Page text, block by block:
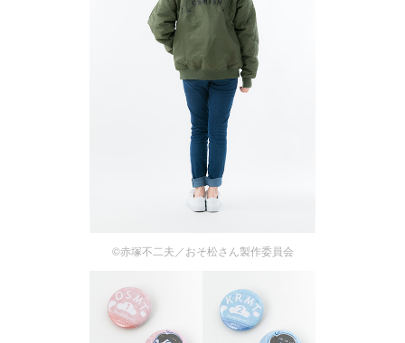
©赤塚不二夫／おそ松さん製作委員会